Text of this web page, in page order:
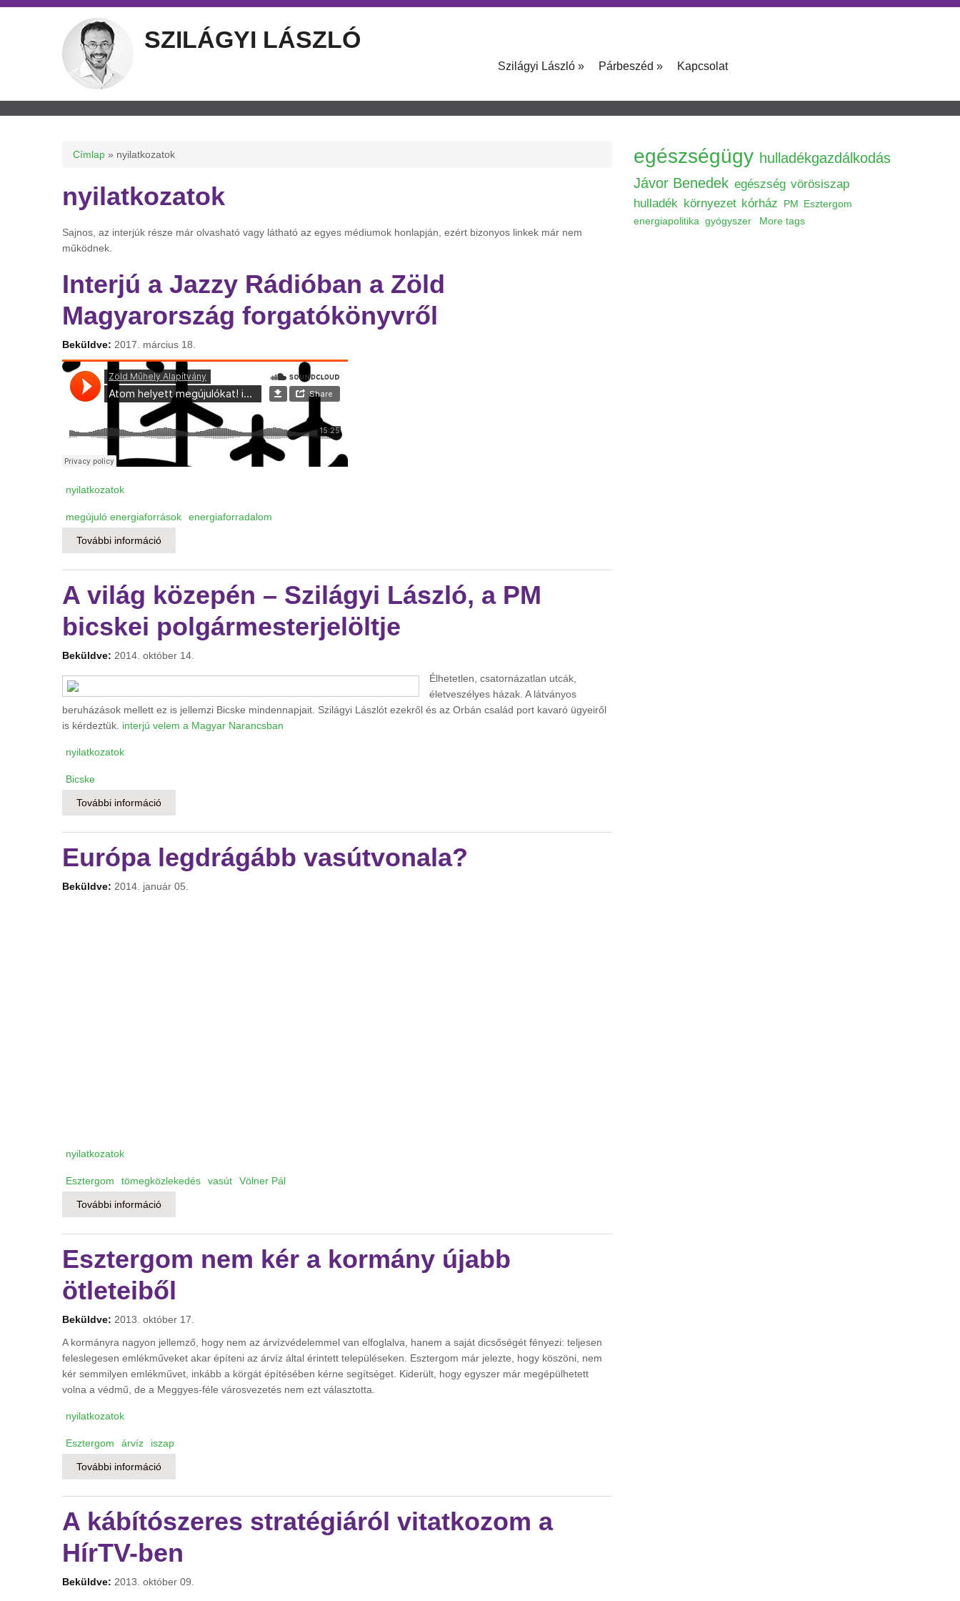
SZILÁGYI LÁSZLÓ
Szilágyi László » Párbeszéd » Kapcsolat
Jelenlegi hely
Címlap » nyilatkozatok
nyilatkozatok
Sajnos, az interjúk része már olvasható vagy látható az egyes médiumok honlapján, ezért bizonyos linkek már nem
működnek.
Interjú a Jazzy Rádióban a Zöld
Magyarország forgatókönyvről
Beküldve: 2017. március 18.
nyilatkozatok
megújuló energiaforrások energiaforradalom
További információ
A világ közepén – Szilágyi László, a PM
bicskei polgármesterjelöltje
Beküldve: 2014. október 14.
Élhetetlen, csatornázatlan utcák,
életveszélyes házak. A látványos
beruházások mellett ez is jellemzi Bicske mindennapjait. Szilágyi Lászlót ezekről és az Orbán család port kavaró ügyeiről
is kérdeztük. interjú velem a Magyar Narancsban
nyilatkozatok
Bicske
További információ
Európa legdrágább vasútvonala?
Beküldve: 2014. január 05.
nyilatkozatok
Esztergom tömegközlekedés vasút Völner Pál
További információ
Esztergom nem kér a kormány újabb
ötleteiből
Beküldve: 2013. október 17.
A kormányra nagyon jellemző, hogy nem az árvízvédelemmel van elfoglalva, hanem a saját dicsőségét fényezi: teljesen
feleslegesen emlékműveket akar építeni az árvíz által érintett településeken. Esztergom már jelezte, hogy köszöni, nem
kér semmilyen emlékművet, inkább a körgát építésében kérne segítséget. Kiderült, hogy egyszer már megépülhetett
volna a védmű, de a Meggyes-féle városvezetés nem ezt választotta.
nyilatkozatok
Esztergom árvíz iszap
További információ
A kábítószeres stratégiáról vitatkozom a
HírTV-ben
Beküldve: 2013. október 09.
egészségügy hulladékgazdálkodás
Jávor Benedek egészség vörösiszap
hulladék környezet kórház PM Esztergom
energiapolitika gyógyszer More tags